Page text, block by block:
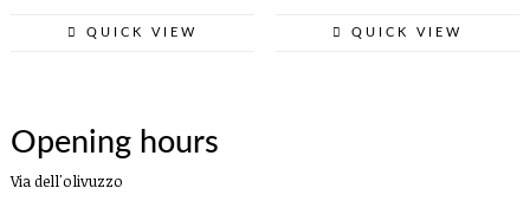
QUICK VIEW QUICK VIEW
Opening hours
Via dell'olivuzzo